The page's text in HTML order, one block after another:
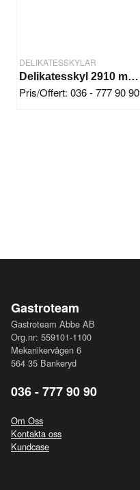
DELIKATESSKYLAR
Delikatesskyl 2910 mm Deli Rose
Pris/Offert: 036 - 777 90 90
Gastroteam
Gastroteam Abbe AB
Org.nr: 559101-1100
Mekanikervägen 6
564 35 Bankeryd
036 - 777 90 90
Om Oss
Kontakta oss
Kundcase